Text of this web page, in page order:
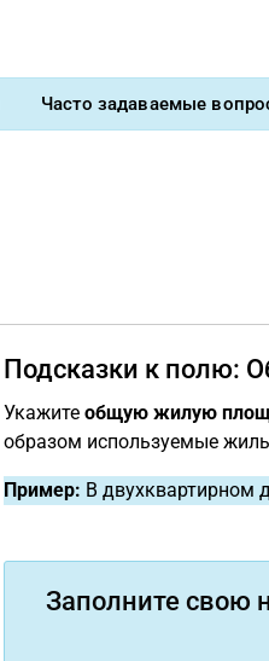
Часто задаваемые
Подсказки к полю:
Укажите общую жилую
образом используемые
Пример: В двухквартирном
Заполните свою